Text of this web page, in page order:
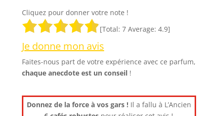
Cliquez pour donner votre note !
[Total: 7Average: 4.9]
Je donne mon avis
Faites-nous part de votre expérience avec ce parfum,
chaque anecdote est un conseil!
Donnez de la force à vos gars !Il a fallu à L’Ancien